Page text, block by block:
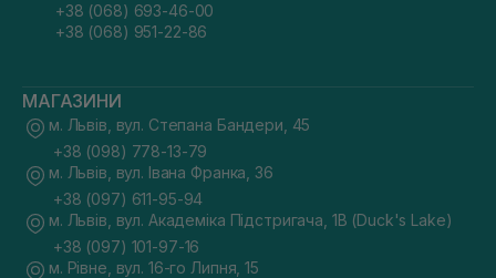
+38 (068) 693-46-00
+38 (068) 951-22-86
МАГАЗИНИ
м. Львів, вул. Степана Бандери, 45
+38 (098) 778-13-79
м. Львів, вул. Івана Франка, 36
+38 (097) 611-95-94
м. Львів, вул. Академіка Підстригача, 1В (Duck's Lake)
+38 (097) 101-97-16
м. Рівне, вул. 16-го Липня, 15